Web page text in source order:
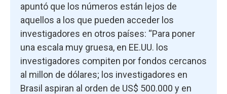
apuntó que los números están lejos de
aquellos a los que pueden acceder los
investigadores en otros países: “Para poner
una escala muy gruesa, en EE.UU. los
investigadores compiten por fondos cercanos
al millon de dólares; los investigadores en
Brasil aspiran al orden de US$ 500.000 y en